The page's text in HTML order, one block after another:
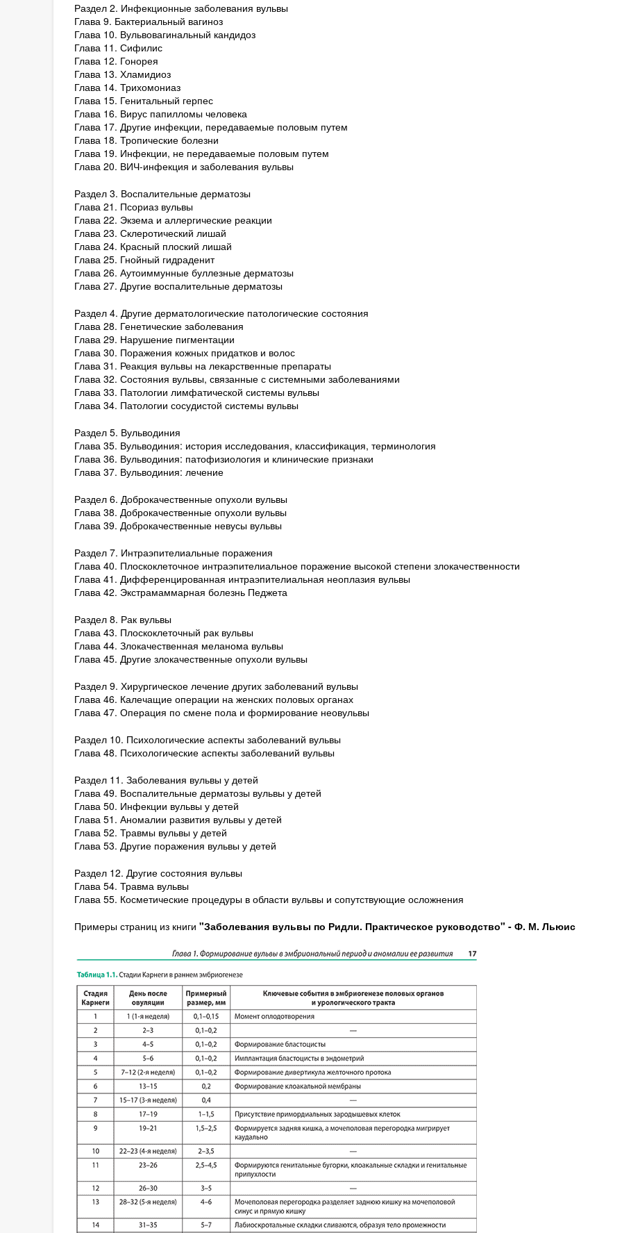
Раздел 2. Инфекционные заболевания вульвы
Глава 9. Бактериальный вагиноз
Глава 10. Вульвовагинальный кандидоз
Глава 11. Сифилис
Глава 12. Гонорея
Глава 13. Хламидиоз
Глава 14. Трихомониаз
Глава 15. Генитальный герпес
Глава 16. Вирус папилломы человека
Глава 17. Другие инфекции, передаваемые половым путем
Глава 18. Тропические болезни
Глава 19. Инфекции, не передаваемые половым путем
Глава 20. ВИЧ-инфекция и заболевания вульвы
Раздел 3. Воспалительные дерматозы
Глава 21. Псориаз вульвы
Глава 22. Экзема и аллергические реакции
Глава 23. Склеротический лишай
Глава 24. Красный плоский лишай
Глава 25. Гнойный гидраденит
Глава 26. Аутоиммунные буллезные дерматозы
Глава 27. Другие воспалительные дерматозы
Раздел 4. Другие дерматологические патологические состояния
Глава 28. Генетические заболевания
Глава 29. Нарушение пигментации
Глава 30. Поражения кожных придатков и волос
Глава 31. Реакция вульвы на лекарственные препараты
Глава 32. Состояния вульвы, связанные с системными заболеваниями
Глава 33. Патологии лимфатической системы вульвы
Глава 34. Патологии сосудистой системы вульвы
Раздел 5. Вульводиния
Глава 35. Вульводиния: история исследования, классификация, терминология
Глава 36. Вульводиния: патофизиология и клинические признаки
Глава 37. Вульводиния: лечение
Раздел 6. Доброкачественные опухоли вульвы
Глава 38. Доброкачественные опухоли вульвы
Глава 39. Доброкачественные невусы вульвы
Раздел 7. Интраэпителиальные поражения
Глава 40. Плоскоклеточное интраэпителиальное поражение высокой степени злокачественности
Глава 41. Дифференцированная интраэпителиальная неоплазия вульвы
Глава 42. Экстрамаммарная болезнь Педжета
Раздел 8. Рак вульвы
Глава 43. Плоскоклеточный рак вульвы
Глава 44. Злокачественная меланома вульвы
Глава 45. Другие злокачественные опухоли вульвы
Раздел 9. Хирургическое лечение других заболеваний вульвы
Глава 46. Калечащие операции на женских половых органах
Глава 47. Операция по смене пола и формирование неовульвы
Раздел 10. Психологические аспекты заболеваний вульвы
Глава 48. Психологические аспекты заболеваний вульвы
Раздел 11. Заболевания вульвы у детей
Глава 49. Воспалительные дерматозы вульвы у детей
Глава 50. Инфекции вульвы у детей
Глава 51. Аномалии развития вульвы у детей
Глава 52. Травмы вульвы у детей
Глава 53. Другие поражения вульвы у детей
Раздел 12. Другие состояния вульвы
Глава 54. Травма вульвы
Глава 55. Косметические процедуры в области вульвы и сопутствующие осложнения
Примеры страниц из книги "Заболевания вульвы по Ридли. Практическое руководство" - Ф. М. Льюис